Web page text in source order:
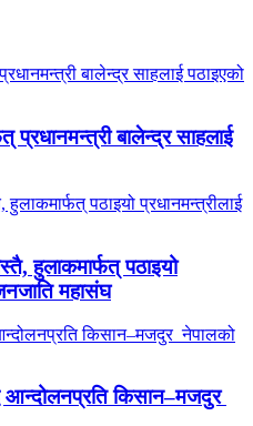
बालेन्द्र साहलाई
हुलाकमार्फत् पठाइयो
महासंघ
आन्दोलनप्रति किसान–मजदुर